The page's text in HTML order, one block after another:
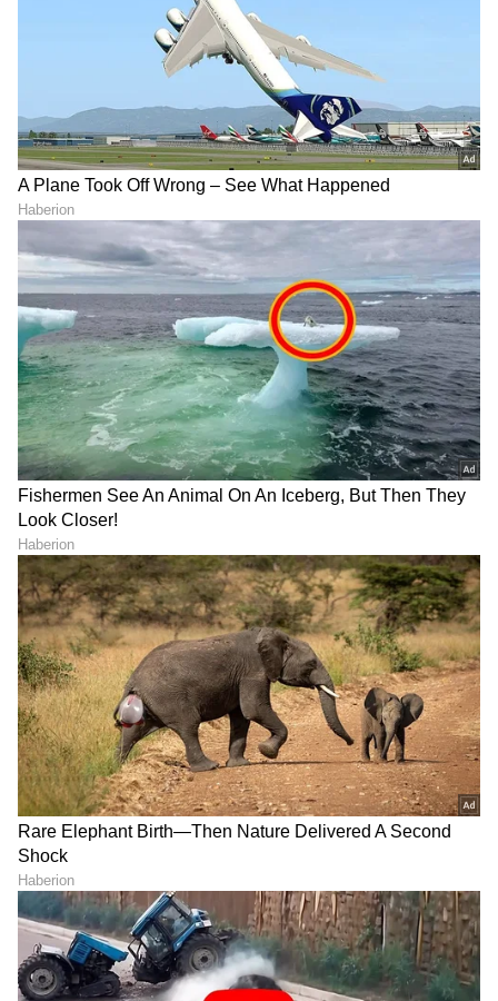
DOWNLOAD APP
RECOMMENDED STORIES
ಹಿರೋಯಿನ್ ತರಹ ಸ್ಕಿನ್ ಬೇಕೆ?
ಅಜ್ಜಿಯ ಕಾಲದ ಈ ಬಾದಾಮಿ
ಎಣ್ಣೆ ಟ್ರಿಕ್ ನಿಮಗಾಗಿ!
Lucky Zodiac Signs:
ಜೊತೆಗಿದ್ದವರಿಗೇ ದುಡ್ಡು, ಅದೃಷ್ಟ
ತಂದುಕೊಡೋ ರಾಶಿಗಳು ಇವು!
ಮನೆಯ ಅಂದಕ್ಕಾಗಿ ಇಟ್ಟ ಪ್ಲಾಸ್ಟಿಕ್
ಗಿಡ ಅದೃಷ್ಟ ಬದಲಿಸಬಲ್ಲದೇ?
ವಾಸ್ತು ಶಾಸ್ತ್ರ ಹೇಳೋದೇನು?
ಹಾರ್ಟ್ ಅಟ್ಯಾಕ್ ಮತ್ತು
ಕಾರ್ಡಿಯಾಕ್ ಅರೆಸ್ಟ್ ನಡುವಿನ
ವ್ಯತ್ಯಾಸವೇನು?: ಎರಡೂ ಒಂದೇ
ಅಲ್ಲ, ಇಲ್ಲಿದೆ ಮಾಹಿತಿ
LATEST VIDEOS
"ರಾಜಕೀಯ ಬೇಡ, ಸಿನಿಮಾನೇ ಪ್ರಾಣ":
ಕನಕೋತ್ಸವದಲ್ಲಿ ರಿಷಬ್ ಶೆಟ್ಟಿ | Rishab
Shetty speech | Suvarna News
ಶೇ.50 ರಿಂದ ಶೇ.18 ಕ್ಕೆ TAX ಇಳಿಕೆ: ಮೋದಿ-
ಟ್ರಂಪ್ ಐತಿಹಾಸಿಕ ಒಪ್ಪಂದ | India US